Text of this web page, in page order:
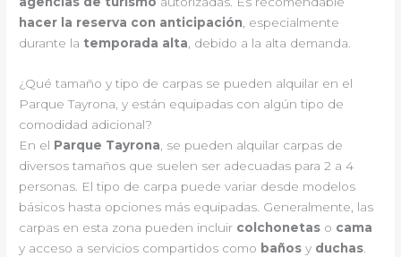
hacer la reserva con anticipación, especialmente
durante la temporada alta, debido a la alta demanda.
¿Qué tamaño y tipo de carpas se pueden alquilar en el
Parque Tayrona, y están equipadas con algún tipo de
comodidad adicional?
En el Parque Tayrona, se pueden alquilar carpas de
diversos tamaños que suelen ser adecuadas para 2 a 4
personas. El tipo de carpa puede variar desde modelos
básicos hasta opciones más equipadas. Generalmente, las
carpas en esta zona pueden incluir colchonetas o cama
y acceso a servicios compartidos como baños y duchas.